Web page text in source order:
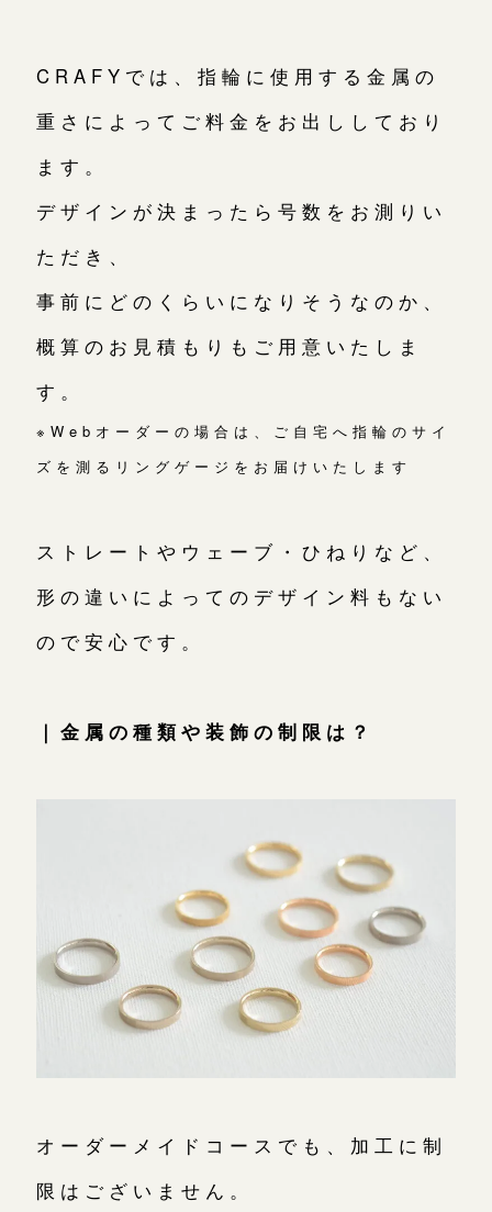
CRAFYでは、指輪に使用する金属の
重さによってご料金をお出ししており
ます。
デザインが決まったら号数をお測りい
ただき、
事前にどのくらいになりそうなのか、
概算のお見積もりもご用意いたしま
す。
※Webオーダーの場合は、ご自宅へ指輪のサイ
ズを測るリングゲージをお届けいたします
ストレートやウェーブ・ひねりなど、
形の違いによってのデザイン料もない
ので安心です。
｜金属の種類や装飾の制限は？
オーダーメイドコースでも、加工に制
限はございません。